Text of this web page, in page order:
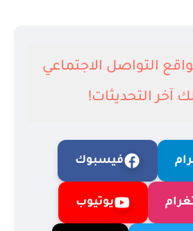
التواصل الاجتماعي
آخر التحديثات!
فيسبوك
يوتيوب